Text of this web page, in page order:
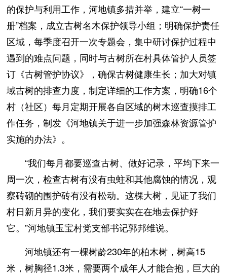
的保护与利用工作，河地镇多措并举，建立“一树一
册”档案，成立古树名木保护领导小组；明确保护责任
区域，每季度召开一次专题会，集中研讨保护过程中
遇到的难点问题，同时与古树所在村具体管护人员签
订《古树管护协议》，确保古树健康生长；加大对镇
域古树的排查力度，制定详细的工作方案，明确16个
村（社区）每月定期开展各自区域的树木巡查摸排工
作任务，制发《河地镇关于进一步加强森林资源管护
实施的办法》。
“我们每月都要巡查古树、做好记录，平均下来一
周一次，检查古树有没有虫蛀和其他腐蚀的情况，观
察砖砌的围护砖有没有松动。这棵大树，见证了我们
村日新月异的变化，我们要实实在在地去保护好
它。”河地镇玉宝村党支部书记郭邦维说。
河地镇还有一棵树龄230年的柏木树，树高15
米，树胸径1.3米，需要两个成年人才能合抱，巨大的